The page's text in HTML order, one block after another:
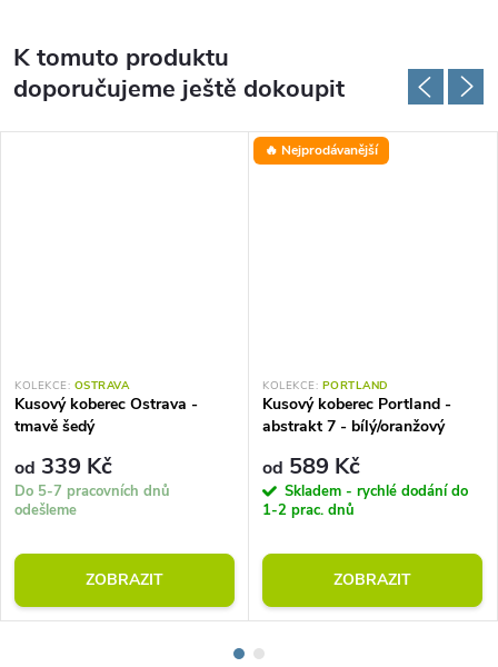
K tomuto produktu
doporučujeme ještě dokoupit
KOLEKCE: OSTRAVA
Kusový koberec Ostrava -
tmavě šedý
od 339 Kč
Do 5-7 pracovních dnů
odešleme
ZOBRAZIT
🔥 Nejprodávanější
KOLEKCE: PORTLAND
Kusový koberec Portland -
abstrakt 7 - bílý/oranžový
od 589 Kč
Skladem - rychlé dodání do
1-2 prac. dnů
ZOBRAZIT